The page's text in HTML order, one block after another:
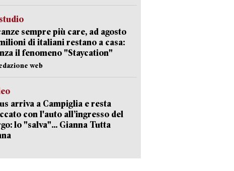
sempre più care, ad agosto
di italiani restano a casa:
il fenomeno "Staycation"
web
arriva a Campiglia e resta
con l'auto all’ingresso del
lo "salva"... Gianna Tutta